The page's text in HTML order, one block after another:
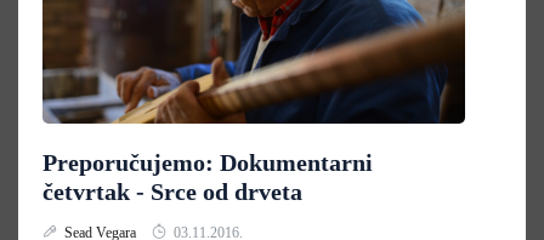
Preporučujemo: Dokumentarni
četvrtak - Srce od drveta
Sead Vegara 03.11.2016.